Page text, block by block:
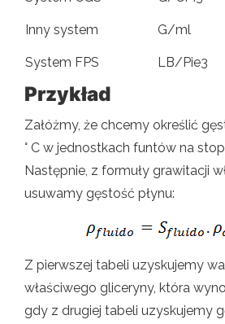
Inny system G/ml
System FPS LB/Pie3
Przykład
Załóżmy, że chcemy określić
° C w jednostkach funtów na
Następnie, z formuły grawitacji
usuwamy gęstość płynu:
Z pierwszej tabeli uzyskujemy
właściwego gliceryny, która
gdy z drugiej tabeli uzyskujemy